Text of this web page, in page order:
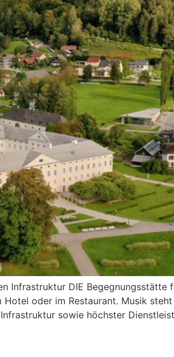
Infrastruktur DIE Begegnungsstätte
oder im Restaurant. Musik
sowie höchster